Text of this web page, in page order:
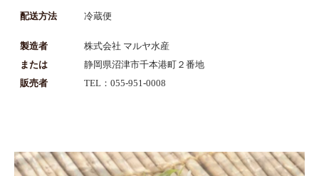
配送方法 冷蔵便
製造者
または
販売者
株式会社 マルヤ水産
静岡県沼津市千本港町２番地
TEL：055-951-0008